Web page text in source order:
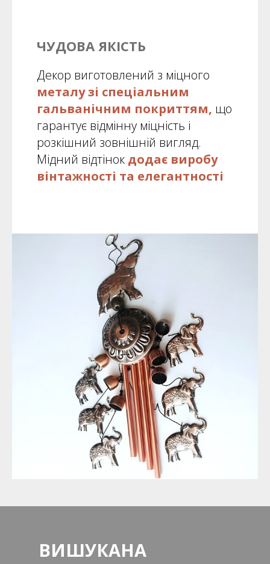
ЧУДОВА ЯКІСТЬ
Декор виготовлений з міцного
металу зі спеціальним
гальванічним покриттям, що
гарантує відмінну міцність і
розкішний зовнішній вигляд.
Мідний відтінок додає виробу
вінтажності та елегантності
ВИШУКАНА